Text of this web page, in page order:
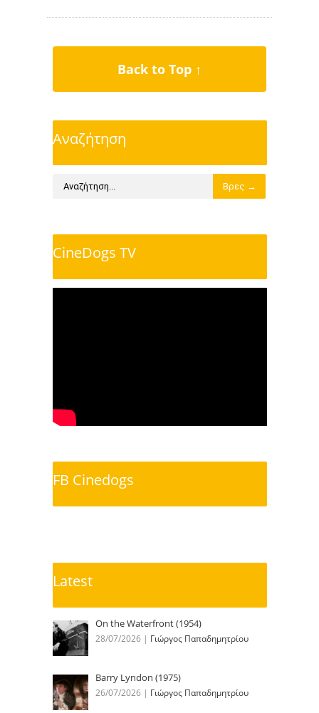
Back to Top ↑
Αναζήτηση
CineDogs TV
FB Cinedogs
Latest
On the Waterfront (1954)
28/07/2026 | Γιώργος Παπαδημητρίου
Barry Lyndon (1975)
26/07/2026 | Γιώργος Παπαδημητρίου